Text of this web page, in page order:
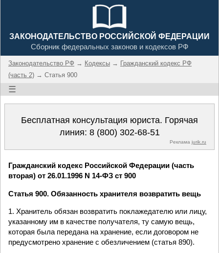
ЗАКОНОДАТЕЛЬСТВО РОССИЙСКОЙ ФЕДЕРАЦИИ
Сборник федеральных законов и кодексов РФ
Законодательство РФ → Кодексы → Гражданский кодекс РФ
(часть 2) → Статья 900
☰
Бесплатная консультация юриста. Горячая
линия: 8 (800) 302-68-51
Реклама jurik.ru
Гражданский кодекс Российской Федерации (часть
вторая) от 26.01.1996 N 14-ФЗ ст 900
Статья 900. Обязанность хранителя возвратить вещь
1. Хранитель обязан возвратить поклажедателю или лицу,
указанному им в качестве получателя, ту самую вещь,
которая была передана на хранение, если договором не
предусмотрено хранение с обезличением (статья 890).